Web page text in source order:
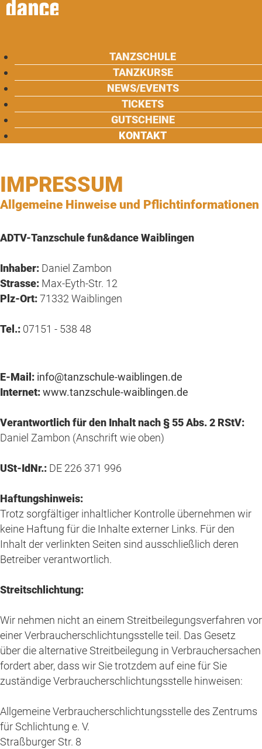
TANZSCHULE
TANZKURSE
NEWS/EVENTS
TICKETS
GUTSCHEINE
KONTAKT
IMPRESSUM
Allgemeine Hinweise und Pflichtinformationen
ADTV-Tanzschule fun&dance Waiblingen
Inhaber: Daniel Zambon
Strasse: Max-Eyth-Str. 12
Plz-Ort:71332 Waiblingen
Tel.: 07151 - 538 48
E-Mail: info@tanzschule-waiblingen.de
Internet:www.tanzschule-waiblingen.de
Verantwortlich für den Inhalt nach § 55 Abs. 2 RStV:
Daniel Zambon (Anschrift wie oben)
USt-IdNr.: DE 226 371 996
Haftungshinweis:
Trotz sorgfältiger inhaltlicher Kontrolle übernehmen wir
keine Haftung für die Inhalte externer Links. Für den
Inhalt der verlinkten Seiten sind ausschließlich deren
Betreiber verantwortlich.
Streitschlichtung:
Wir nehmen nicht an einem Streitbeilegungsverfahren vor
einer Verbraucherschlichtungsstelle teil. Das Gesetz
über die alternative Streitbeilegung in Verbrauchersachen
fordert aber, dass wir Sie trotzdem auf eine für Sie
zuständige Verbraucherschlichtungsstelle hinweisen:
Allgemeine Verbraucherschlichtungsstelle des Zentrums
für Schlichtung e. V.
Straßburger Str. 8